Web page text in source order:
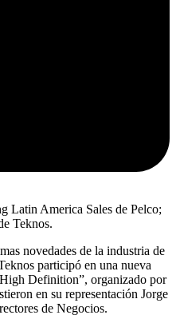
Latin America Sales de Pelco;
Teknos.
novedades de la industria de
participó en una nueva
Definition”, organizado por
en su representación Jorge
de Negocios.